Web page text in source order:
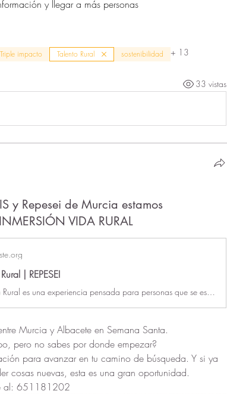
y llegar a más personas
Triple impacto Talento Rural sostenibilidad + 13
33 vistas
y Repesei de Murcia estamos
VIDA RURAL
| REPESEI
Murcia y Albacete en Semana Santa.
pero no sabes por donde empezar?
para avanzar en tu camino de búsqueda. Y si ya
cosas nuevas, esta es una gran oportunidad.
al: 651181202